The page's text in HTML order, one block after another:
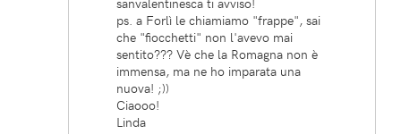
ps. a Forlì le chiamiamo "frappe", sai
che "fiocchetti" non l'avevo mai
sentito??? Vè che la Romagna non è
immensa, ma ne ho imparata una
nuova! ;))
Ciaooo!
Linda